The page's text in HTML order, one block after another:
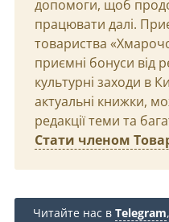
допомоги, щоб
працювати далі.
товариства
приємні бонуси від
культурні заходи в
актуальні книжки,
редакції теми та
Стати членом
Читайте нас в Telegram,